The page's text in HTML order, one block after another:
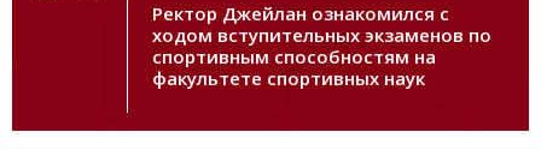
Ректор Джейлан ознакомился с
ходом вступительных экзаменов по
спортивным способностям на
факультете спортивных наук